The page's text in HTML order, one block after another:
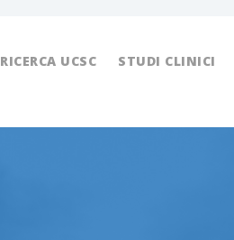
RICERCA UCSC STUDI CLINICI